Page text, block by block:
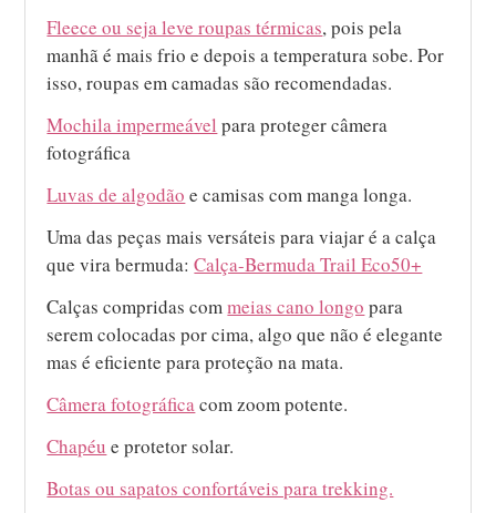
Fleece ou seja leve roupas térmicas, pois pela
manhã é mais frio e depois a temperatura sobe. Por
isso, roupas em camadas são recomendadas.
Mochila impermeável para proteger câmera
fotográfica
Luvas de algodão e camisas com manga longa.
Uma das peças mais versáteis para viajar é a calça
que vira bermuda:Calça-Bermuda Trail Eco50+
Calças compridas commeias cano longo para
serem colocadas por cima, algo que não é elegante
mas é eficiente para proteção na mata.
Câmera fotográficacom zoom potente.
Chapéu e protetor solar.
Botas ou sapatos confortáveis para trekking.